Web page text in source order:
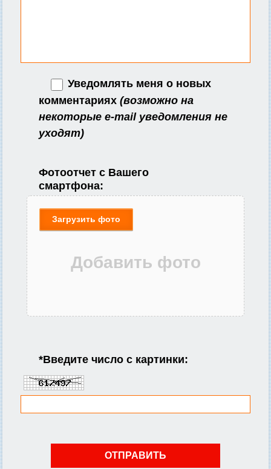
Уведомлять меня о новых
комментариях (возможно на
некоторые e-mail уведомления не
уходят)
Фотоотчет с Вашего
смартфона:
Загрузить фото
*Введите число с картинки: